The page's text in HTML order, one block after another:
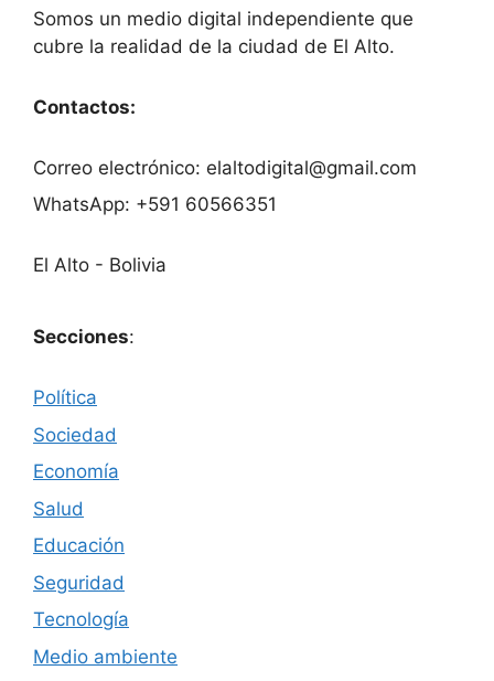
Somos un medio digital independiente que
cubre la realidad de la ciudad de El Alto.
Contactos:
Correo electrónico: elaltodigital@gmail.com
WhatsApp: +591 60566351
El Alto - Bolivia
Secciones:
Política
Sociedad
Economía
Salud
Educación
Seguridad
Tecnología
Medio ambiente